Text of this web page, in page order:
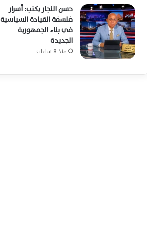
حسن النجار يكتب: أسرار
فلسفة القيادة السياسية
في بناء الجمهورية
الجديدة
منذ 8 ساعات